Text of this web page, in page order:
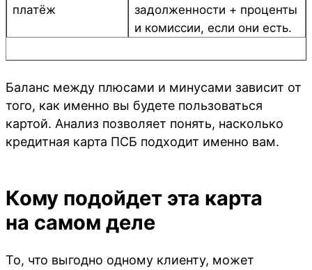
платёж
задолженности + проценты
и комиссии, если они есть.
Баланс между плюсами и минусами зависит от
того, как именно вы будете пользоваться
картой. Анализ позволяет понять, насколько
кредитная карта ПСБ подходит именно вам.
Кому подойдет эта карта
на самом деле
То, что выгодно одному клиенту, может